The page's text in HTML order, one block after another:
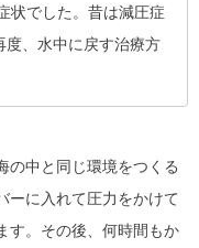
状でした。昔は減圧症
度、水中に戻す治療方
の中と同じ環境をつくる
ーに入れて圧力をかけて
す。その後、何時間もか